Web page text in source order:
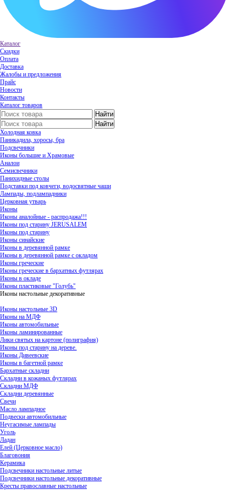
Каталог
Скидки
Оплата
Доставка
Жалобы и предложения
Прайс
Новости
Контакты
Каталог товаров
Холодная ковка
Паникадила, хоросы, бра
Подсвечники
Иконы большие и Храмовые
Аналои
Семисвечники
Панихидные столы
Подставки под ковчеги, водосвятные чаши
Лампады, подлампадники
Церковная утварь
Иконы
Иконы аналойные - распродажа!!!
Иконы под старину JERUSALEM
Иконы под старину
Иконы синайские
Иконы в деревянной рамке
Иконы в деревянной рамке с окладом
Иконы греческие
Иконы греческие в бархатных футлярах
Иконы в окладе
Иконы пластиковые "Голубь"
Иконы настольные декоративные
Иконы настольные 3D
Иконы на МДФ
Иконы автомобильные
Иконы ламинированные
Лики святых на картоне (полиграфия)
Иконы под старину на дереве.
Иконы Дивеевские
Иконы в багетной рамке
Бархатные складни
Складни в кожаных футлярах
Складни МДФ
Складни деревянные
Свечи
Масло лампадное
Подвески автомобильные
Неугасимые лампады
Уголь
Ладан
Елей (Церковное масло)
Благовония
Керамика
Подсвечники настольные литые
Подсвечники настольные декоративные
Кресты православные настольные